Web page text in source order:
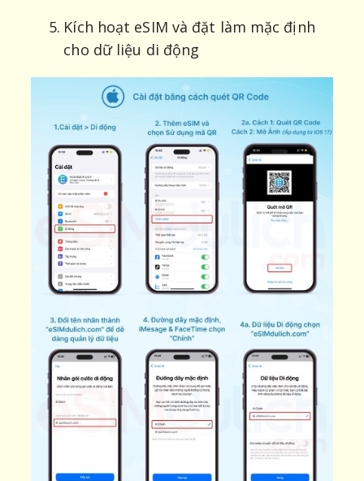
Kích hoạt eSIM và đặt làm mặc định
cho dữ liệu di động